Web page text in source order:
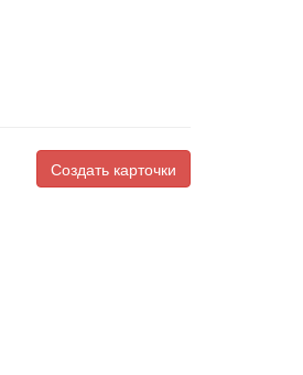
Создать карточки